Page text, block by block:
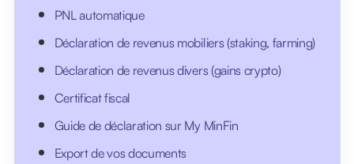
PNL automatique
Déclaration de revenus mobiliers (staking, farming)
Déclaration de revenus divers (gains crypto)
Certificat fiscal
Guide de déclaration sur My MinFin
Export de vos documents